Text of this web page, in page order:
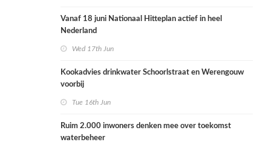
Vanaf 18 juni Nationaal Hitteplan actief in heel
Nederland
Wed 17th Jun
Kookadvies drinkwater Schoorlstraat en Werengouw
voorbij
Tue 16th Jun
Ruim 2.000 inwoners denken mee over toekomst
waterbeheer